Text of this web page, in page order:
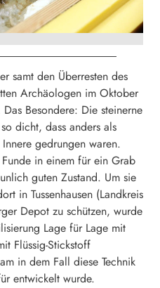
samt den Überresten des
Archäologen im Oktober
Besondere: Die steinerne
dicht, dass anders als
gedrungen waren.
in einem für ein Grab
guten Zustand. Um sie
in Tussenhausen (Landkreis
Depot zu schützen, wurde
Lage für Lage mit
Flüssig-Stickstoff
in dem Fall diese Technik
entwickelt wurde.